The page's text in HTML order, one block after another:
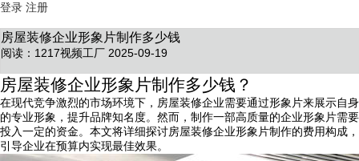
登录 注册
房屋装修企业形象片制作多少钱
阅读：1217视频工厂 2025-09-19
房屋装修企业形象片制作多少钱？
在现代竞争激烈的市场环境下，房屋装修企业需要通过形象片来展示自身
的专业形象，提升品牌知名度。然而，制作一部高质量的企业形象片需要
投入一定的资金。本文将详细探讨房屋装修企业形象片制作的费用构成，
引导企业在预算内实现最佳效果。